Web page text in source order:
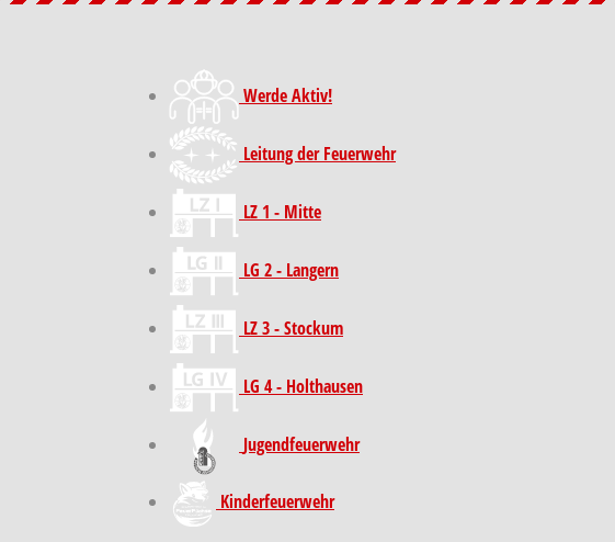
Werde Aktiv!
Leitung der Feuerwehr
LZ 1 - Mitte
LG 2 - Langern
LZ 3 - Stockum
LG 4 - Holthausen
Jugendfeuerwehr
Kinder­feuer­wehr